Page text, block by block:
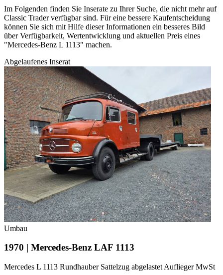
Im Folgenden finden Sie Inserate zu Ihrer Suche, die nicht mehr auf
Classic Trader verfügbar sind. Für eine bessere Kaufentscheidung
können Sie sich mit Hilfe dieser Informationen ein besseres Bild
über Verfügbarkeit, Wertentwicklung und aktuellen Preis eines
"Mercedes-Benz L 1113" machen.
Abgelaufenes Inserat
Umbau
1970 | Mercedes-Benz LAF 1113
Mercedes L 1113 Rundhauber Sattelzug abgelastet Auflieger MwSt